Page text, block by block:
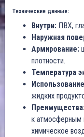
Технические данные:
Внутри: ПВХ,
Наружная
Армирование:
плотности.
Температура
жидких
к атмосферным
химическое